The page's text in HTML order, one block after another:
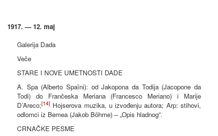
1917. — 12. maj
Galerija Dada
Veče
STARE I NOVE UMETNOSTI DADE
A. Spa (Alberto Spaïni): od Jakopona da Todija (Jacopone da
Todi) do Frančeska Meriana (Francesco Meriano) i Marije
D’Areco;[14] Hojserova muzika, u izvođenju autora; Arp: stihovi,
odlomci iz Bemea (Jakob Böhme) – „Opis hladnog“.
CRNAČKE PESME